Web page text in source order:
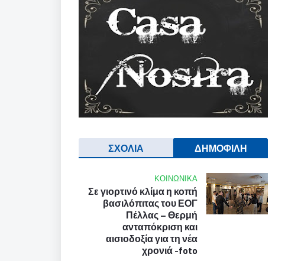
ΔΗΜΟΦΙΛΗ
ΣΧΟΛΙΑ
ΚΟΙΝΩΝΙΚΑ
Σε γιορτινό κλίμα η κοπή
βασιλόπιτας του ΕΟΓ
Πέλλας – Θερμή
ανταπόκριση και
αισιοδοξία για τη νέα
χρονιά -foto